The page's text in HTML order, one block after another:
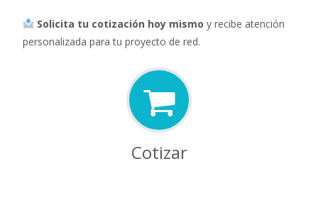
Solicita tu cotización hoy mismo y recibe atención
personalizada para tu proyecto de red.
Cotizar